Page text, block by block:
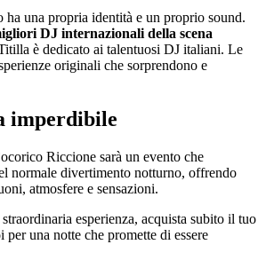
ha una propria identità e un proprio sound.
DJ internazionali della scena
è dedicato ai talentuosi DJ italiani. Le
originali che sorprendono e
imperdibile
Riccione sarà un evento che
normale divertimento notturno, offrendo
atmosfere e sensazioni.
esperienza, acquista subito il tuo
una notte che promette di essere